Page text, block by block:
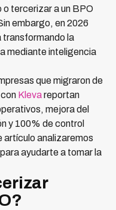
o tercerizar a un BPO
embargo, en 2026
transformando la
mediante inteligencia
que migraron de
Klevareportan
mejora del
y 100% de control
analizaremos
ayudarte a tomar la